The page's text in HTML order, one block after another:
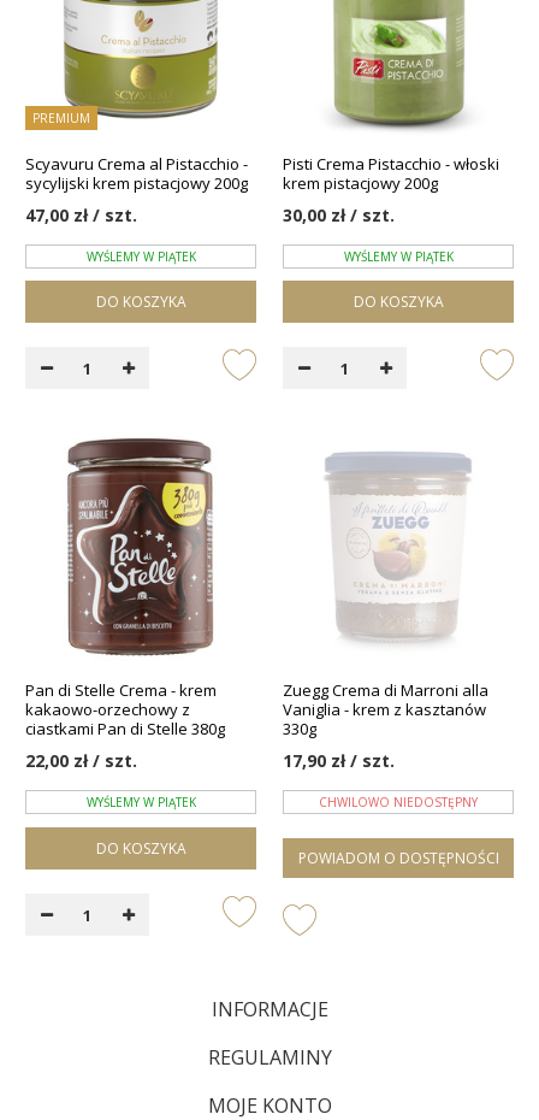
PREMIUM
Scyavuru Crema al Pistacchio -
sycylijski krem pistacjowy 200g
47,00 zł / szt.
WYŚLEMY W PIĄTEK
DO KOSZYKA
Pisti Crema Pistacchio - włoski
krem pistacjowy 200g
30,00 zł / szt.
WYŚLEMY W PIĄTEK
DO KOSZYKA
Pan di Stelle Crema - krem
kakaowo-orzechowy z
ciastkami Pan di Stelle 380g
22,00 zł / szt.
WYŚLEMY W PIĄTEK
DO KOSZYKA
Zuegg Crema di Marroni alla
Vaniglia - krem z kasztanów
330g
17,90 zł / szt.
CHWILOWO NIEDOSTĘPNY
POWIADOM O DOSTĘPNOŚCI
INFORMACJE
REGULAMINY
MOJE KONTO